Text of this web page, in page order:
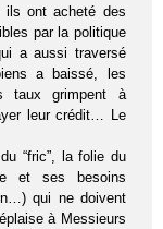
ils ont acheté des
par la politique
a aussi traversé
a baissé, les
taux grimpent à
leur crédit… Le
“fric”, la folie du
et ses besoins
qui ne doivent
à Messieurs